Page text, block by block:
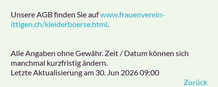
Unsere AGB finden Sie aufwww.frauenverein-
ittigen.ch/kleiderboerse.html
Alle Angaben ohne Gewähr. Zeit / Datum können sich
manchmal kurzfristig ändern.
Letzte Aktualisierung am 30. Jun 2026 09:00
Zurück